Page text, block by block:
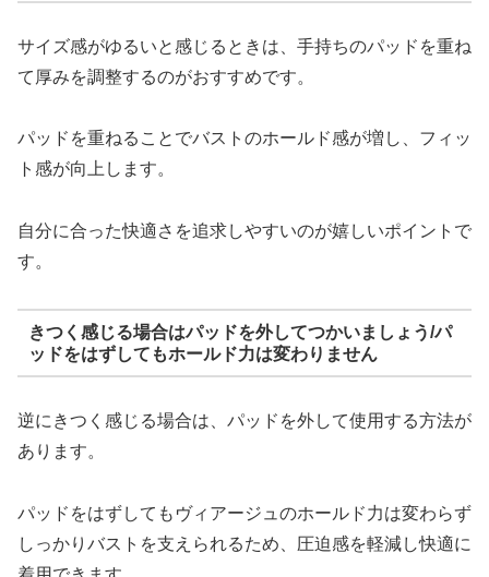
サイズ感がゆるいと感じるときは、手持ちのパッドを重ね
て厚みを調整するのがおすすめです。
パッドを重ねることでバストのホールド感が増し、フィッ
ト感が向上します。
自分に合った快適さを追求しやすいのが嬉しいポイントで
す。
きつく感じる場合はパッドを外してつかいましょう/パ
ッドをはずしてもホールド力は変わりません
逆にきつく感じる場合は、パッドを外して使用する方法が
あります。
パッドをはずしてもヴィアージュのホールド力は変わらず
しっかりバストを支えられるため、圧迫感を軽減し快適に